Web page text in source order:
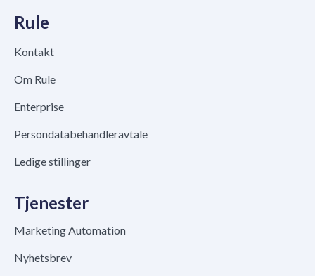
Rule
Kontakt
Om Rule
Enterprise
Persondatabehandleravtale
Ledige stillinger
Tjenester
Marketing Automation
Nyhetsbrev